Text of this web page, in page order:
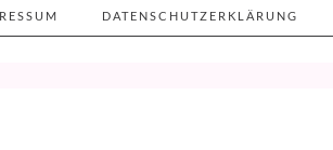
DATENSCHUTZERKLÄRUNG